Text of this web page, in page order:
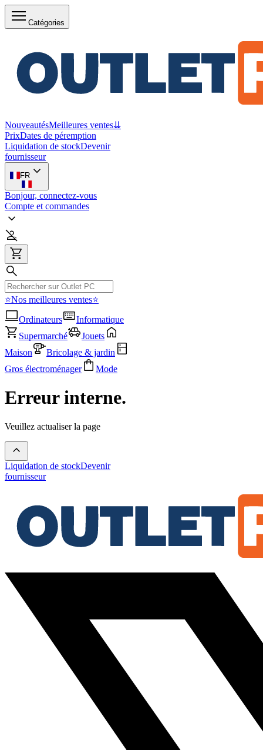
Catégories
NouveautésMeilleures ventes⇊
PrixDates de péremption
Liquidation de stockDevenir
fournisseur
FR
Bonjour, connectez-vous
Compte et commandes
⭐Nos meilleures ventes⭐
Ordinateurs
Informatique
Supermarché
Jouets
Maison
Bricolage & jardin
Gros électroménager
Mode
Erreur interne.
Veuillez actualiser la page
Liquidation de stockDevenir
fournisseur